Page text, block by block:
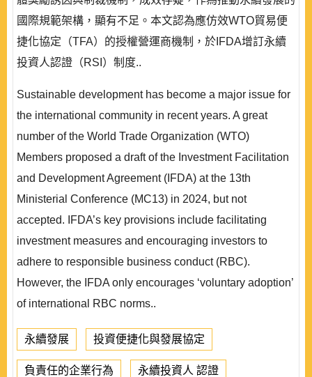
國際規範架構，顯有不足。本文認為應仿效WTO貿易便
捷化協定（TFA）的授權營運商機制，於IFDA增訂永續
投資人認證（RSI）制度..
Sustainable development has become a major issue for
the international community in recent years. A great
number of the World Trade Organization (WTO)
Members proposed a draft of the Investment Facilitation
and Development Agreement (IFDA) at the 13th
Ministerial Conference (MC13) in 2024, but not
accepted. IFDA’s key provisions include facilitating
investment measures and encouraging investors to
adhere to responsible business conduct (RBC).
However, the IFDA only encourages ‘voluntary adoption’
of international RBC norms..
永續發展 投資便捷化與發展協定
負責任的企業行為 永續投資人 認證